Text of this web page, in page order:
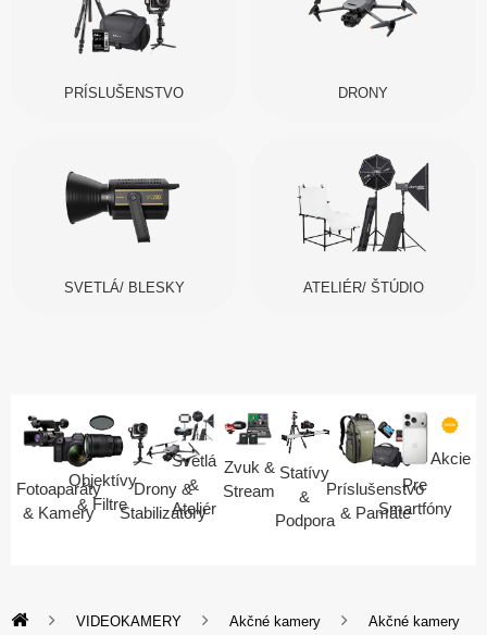
PRÍSLUŠENSTVO DRONY
SVETLÁ/ BLESKY ATELIÉR/ ŠTÚDIO
Fotoaparáty
& Kamery
Objektívy
& Filtre
Drony &
Stabilizátory
Svetlá
&
Ateliér
Zvuk &
Stream
Statívy
&
Podpora
Príslušenstvo
& Pamäte
Pre
Smartfóny
Akcie
VIDEOKAMERY Akčné kamery
Akčné kamery